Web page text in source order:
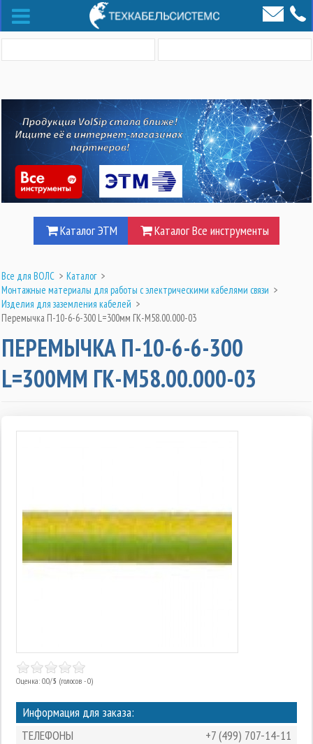
Каталог ЭТМ Каталог Все инструменты
Все для ВОЛС > Каталог >
Монтажные материалы для работы с электрическими кабелями связи >
Изделия для заземления кабелей >
Перемычка П-10-6-6-300 L=300мм ГК-М58.00.000-03
ПЕРЕМЫЧКА П-10-6-6-300
L=300ММ ГК-М58.00.000-03
Оценка: 0.0/5 (голосов - 0)
Информация для заказа:
ТЕЛЕФОНЫ
+7 (499) 707-14-11